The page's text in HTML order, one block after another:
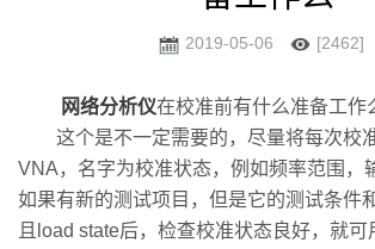
2019-05-06 [2462]
网络分析仪在校准前有什么准备工作
这个是不一定需要的，尽量将每次校
VNA，名字为校准状态，例如频率范围，
如果有新的测试项目，但是它的测试条件
且load state后，检查校准状态良好，就